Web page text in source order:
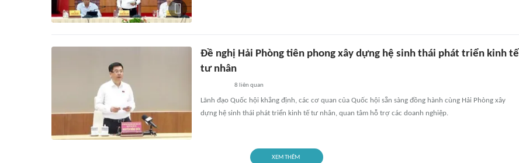
Đề nghị Hải Phòng tiên phong xây dựng hệ sinh thái phát triển kinh tế
tư nhân
8 liên quan
Lãnh đạo Quốc hội khẳng định, các cơ quan của Quốc hội sẵn sàng đồng hành cùng Hải Phòng xây
dựng hệ sinh thái phát triển kinh tế tư nhân, quan tâm hỗ trợ các doanh nghiệp.
XEM THÊM